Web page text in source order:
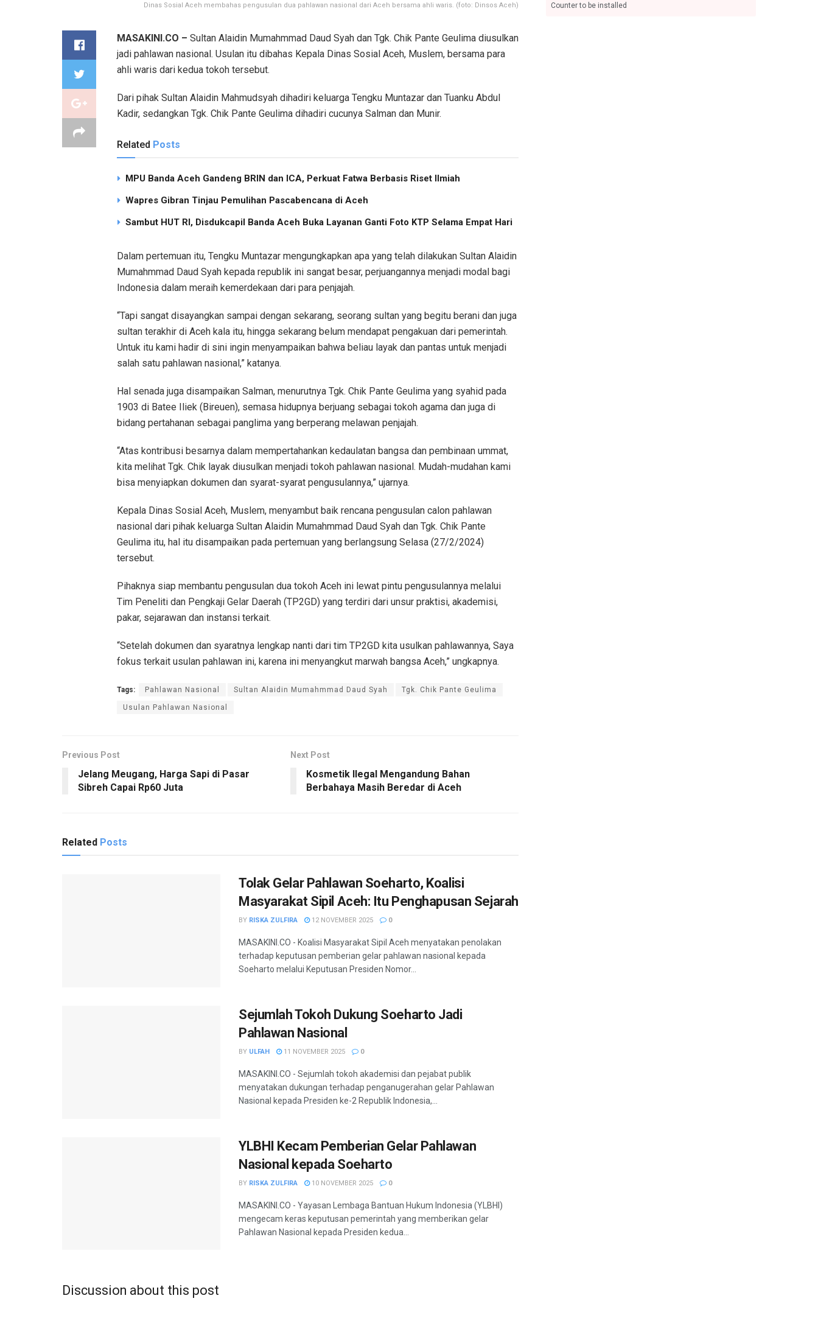
Dinas Sosial Aceh membahas pengusulan dua pahlawan nasional dari Aceh bersama ahli waris. (foto: Dinsos Aceh)
MASAKINI.CO – Sultan Alaidin Mumahmmad Daud Syah dan Tgk. Chik Pante Geulima diusulkan
jadi pahlawan nasional. Usulan itu dibahas Kepala Dinas Sosial Aceh, Muslem, bersama para
ahli waris dari kedua tokoh tersebut.
Dari pihak Sultan Alaidin Mahmudsyah dihadiri keluarga Tengku Muntazar dan Tuanku Abdul
Kadir, sedangkan Tgk. Chik Pante Geulima dihadiri cucunya Salman dan Munir.
Related Posts
MPU Banda Aceh Gandeng BRIN dan ICA, Perkuat Fatwa Berbasis Riset Ilmiah
Wapres Gibran Tinjau Pemulihan Pascabencana di Aceh
Sambut HUT RI, Disdukcapil Banda Aceh Buka Layanan Ganti Foto KTP Selama Empat Hari
Dalam pertemuan itu, Tengku Muntazar mengungkapkan apa yang telah dilakukan Sultan Alaidin
Mumahmmad Daud Syah kepada republik ini sangat besar, perjuangannya menjadi modal bagi
Indonesia dalam meraih kemerdekaan dari para penjajah.
“Tapi sangat disayangkan sampai dengan sekarang, seorang sultan yang begitu berani dan juga
sultan terakhir di Aceh kala itu, hingga sekarang belum mendapat pengakuan dari pemerintah.
Untuk itu kami hadir di sini ingin menyampaikan bahwa beliau layak dan pantas untuk menjadi
salah satu pahlawan nasional,” katanya.
Hal senada juga disampaikan Salman, menurutnya Tgk. Chik Pante Geulima yang syahid pada
1903 di Batee Iliek (Bireuen), semasa hidupnya berjuang sebagai tokoh agama dan juga di
bidang pertahanan sebagai panglima yang berperang melawan penjajah.
“Atas kontribusi besarnya dalam mempertahankan kedaulatan bangsa dan pembinaan ummat,
kita melihat Tgk. Chik layak diusulkan menjadi tokoh pahlawan nasional. Mudah-mudahan kami
bisa menyiapkan dokumen dan syarat-syarat pengusulannya,” ujarnya.
Kepala Dinas Sosial Aceh, Muslem, menyambut baik rencana pengusulan calon pahlawan
nasional dari pihak keluarga Sultan Alaidin Mumahmmad Daud Syah dan Tgk. Chik Pante
Geulima itu, hal itu disampaikan pada pertemuan yang berlangsung Selasa (27/2/2024)
tersebut.
Pihaknya siap membantu pengusulan dua tokoh Aceh ini lewat pintu pengusulannya melalui
Tim Peneliti dan Pengkaji Gelar Daerah (TP2GD) yang terdiri dari unsur praktisi, akademisi,
pakar, sejarawan dan instansi terkait.
“Setelah dokumen dan syaratnya lengkap nanti dari tim TP2GD kita usulkan pahlawannya, Saya
fokus terkait usulan pahlawan ini, karena ini menyangkut marwah bangsa Aceh,” ungkapnya.
Tags: Pahlawan Nasional Sultan Alaidin Mumahmmad Daud Syah Tgk. Chik Pante Geulima
Usulan Pahlawan Nasional
Previous Post
Jelang Meugang, Harga Sapi di Pasar
Sibreh Capai Rp60 Juta
Next Post
Kosmetik Ilegal Mengandung Bahan
Berbahaya Masih Beredar di Aceh
Related Posts
Tolak Gelar Pahlawan Soeharto, Koalisi
Masyarakat Sipil Aceh: Itu Penghapusan Sejarah
BY RISKA ZULFIRA 12 NOVEMBER 2025 0
MASAKINI.CO - Koalisi Masyarakat Sipil Aceh menyatakan penolakan
terhadap keputusan pemberian gelar pahlawan nasional kepada
Soeharto melalui Keputusan Presiden Nomor...
Sejumlah Tokoh Dukung Soeharto Jadi
Pahlawan Nasional
BY ULFAH 11 NOVEMBER 2025 0
MASAKINI.CO - Sejumlah tokoh akademisi dan pejabat publik
menyatakan dukungan terhadap penganugerahan gelar Pahlawan
Nasional kepada Presiden ke-2 Republik Indonesia,...
YLBHI Kecam Pemberian Gelar Pahlawan
Nasional kepada Soeharto
BY RISKA ZULFIRA 10 NOVEMBER 2025 0
MASAKINI.CO - Yayasan Lembaga Bantuan Hukum Indonesia (YLBHI)
mengecam keras keputusan pemerintah yang memberikan gelar
Pahlawan Nasional kepada Presiden kedua...
Discussion about this post
Counter to be installed